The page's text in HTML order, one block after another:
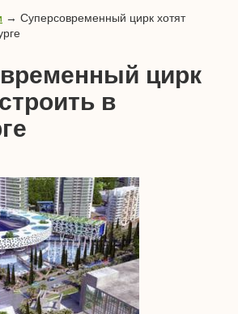
→ Суперсовременный цирк хотят
цирк
в